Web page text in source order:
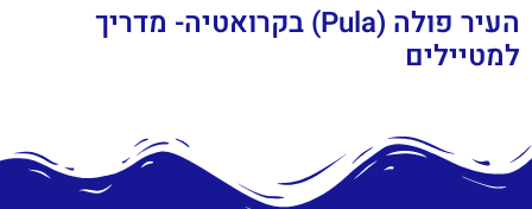
העיר פולה (Pula) בקרואטיה- מדריך
למטיילים